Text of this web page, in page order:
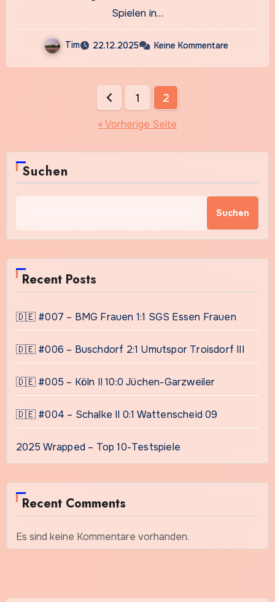
Spielen in…
Tim 22.12.2025 Keine Kommentare
Seitennummerierung
Beiträge
1 2
« Vorherige Seite
Suchen
Suchen
Recent Posts
🇩🇪 #007 – BMG Frauen 1:1 SGS Essen Frauen
🇩🇪 #006 – Buschdorf 2:1 Umutspor Troisdorf III
🇩🇪 #005 – Köln II 10:0 Jüchen-Garzweiler
🇩🇪 #004 – Schalke II 0:1 Wattenscheid 09
2025 Wrapped – Top 10-Testspiele
Recent Comments
Es sind keine Kommentare vorhanden.